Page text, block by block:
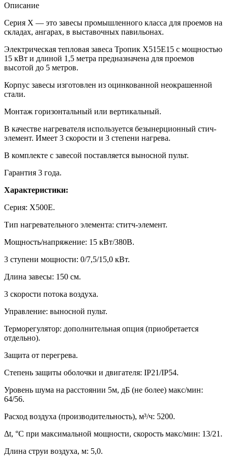
Описание
Серия Х — это завесы промышленного класса для проемов на
складах, ангарах, в выставочных павильонах.
Электрическая тепловая завеса Тропик X515E15 с мощностью
15 кВт и длиной 1,5 метра предназначена для проемов
высотой до 5 метров.
Корпус завесы изготовлен из оцинкованной неокрашенной
стали.
Монтаж горизонтальный или вертикальный.
В качестве нагревателя используется безынерционный стич-
элемент. Имеет 3 скорости и 3 степени нагрева.
В комплекте с завесой поставляется выносной пульт.
Гарантия 3 года.
Характеристики:
Серия: X500Е.
Тип нагревательного элемента: ститч-элемент.
Мощность/напряжение: 15 кВт/380В.
3 ступени мощности: 0/7,5/15,0 кВт.
Длина завесы: 150 см.
3 скорости потока воздуха.
Управление: выносной пульт.
Терморегулятор: дополнительная опция (приобретается
отдельно).
Защита от перегрева.
Степень защиты оболочки и двигателя: IP21/IP54.
Уровень шума на расстоянии 5м, дБ (не более) макс/мин:
64/56.
Расход воздуха (производительность), м³/ч: 5200.
Δt, °C при максимальной мощности, скорость макс/мин: 13/21.
Длина струи воздуха, м: 5,0.